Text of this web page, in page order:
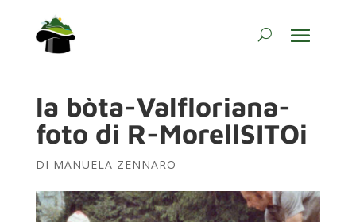
la bòta-Valfloriana-
foto di R-MorellSITOi
DI MANUELA ZENNARO